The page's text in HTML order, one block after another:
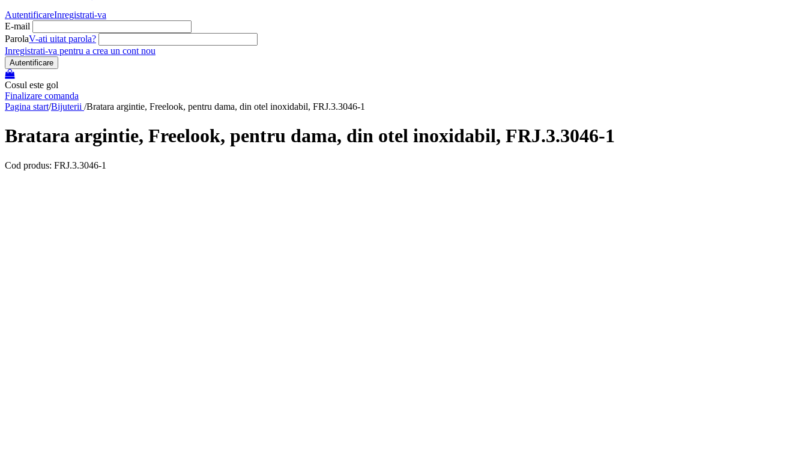
AutentificareInregistrati-va
E-mail
ParolaV-ati uitat parola?
Inregistrati-va pentru a crea un cont nou
Autentificare
Cosul este gol
Finalizare comanda
Pagina start/Bijuterii /Bratara argintie, Freelook, pentru dama, din otel inoxidabil, FRJ.3.3046-1
Bratara argintie, Freelook, pentru dama, din otel inoxidabil, FRJ.3.3046-1
Cod produs: FRJ.3.3046-1